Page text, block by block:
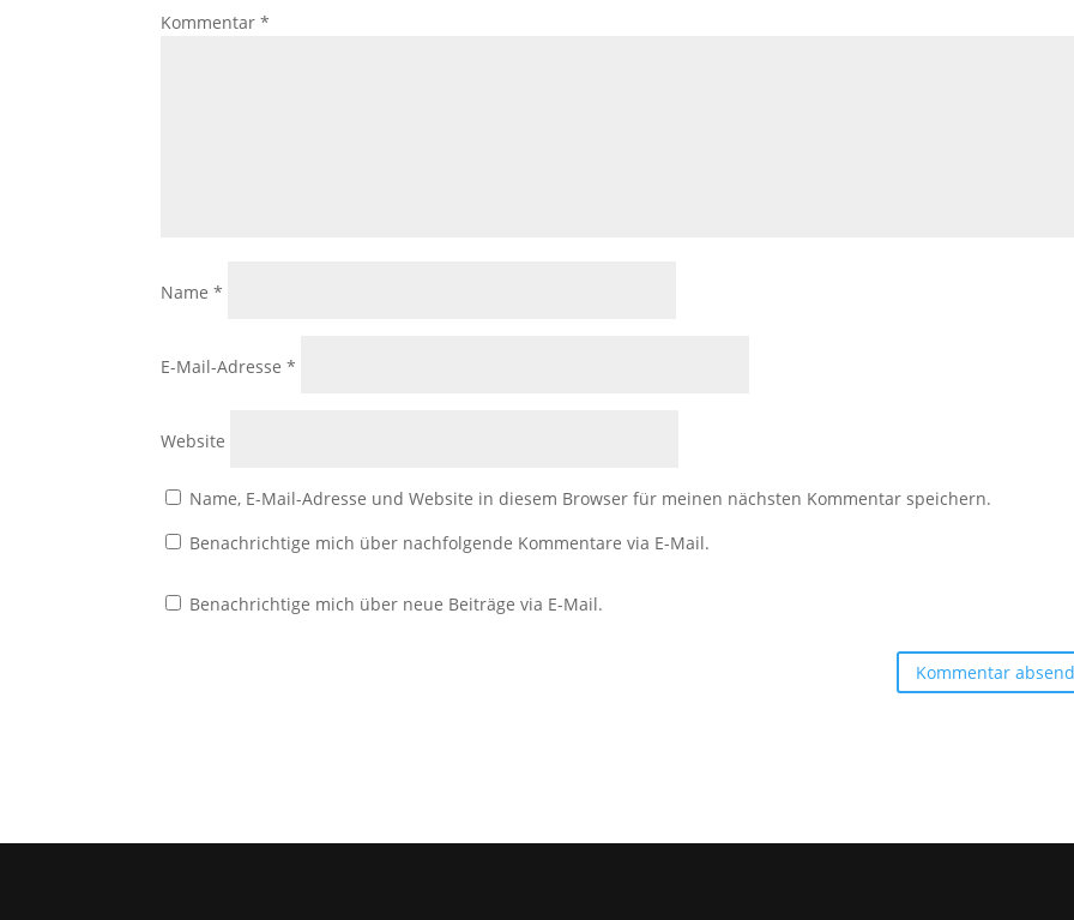
Kommentar*
Name*
E-Mail-Adresse*
Website
Name, E-Mail-Adresse und Website in diesem Browser für meinen nächsten Kommentar speichern.
Benachrichtige mich über nachfolgende Kommentare via E-Mail.
Benachrichtige mich über neue Beiträge via E-Mail.